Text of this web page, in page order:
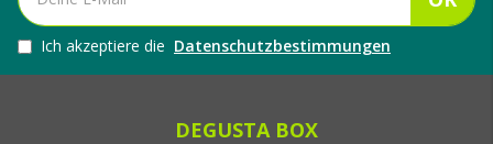
Ich akzeptiere die Datenschutzbestimmungen
DEGUSTA BOX